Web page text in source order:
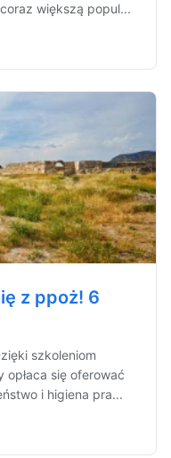
większą popul...
z ppoż! 6
szkoleniom
się oferować
i higiena pra...